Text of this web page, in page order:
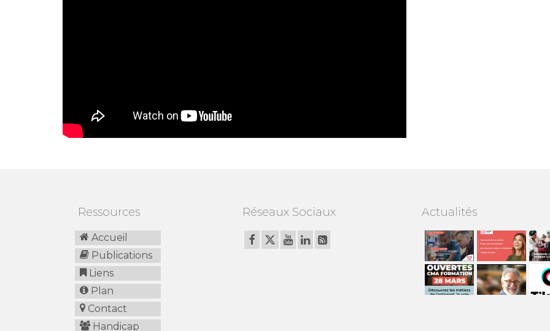
Ressources
Accueil
Publications
Liens
Plan
Contact
Handicap
Réseaux Sociaux Actualités